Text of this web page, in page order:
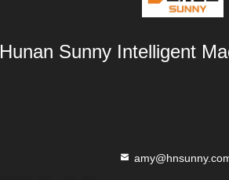
Hunan Sunny Intelligent